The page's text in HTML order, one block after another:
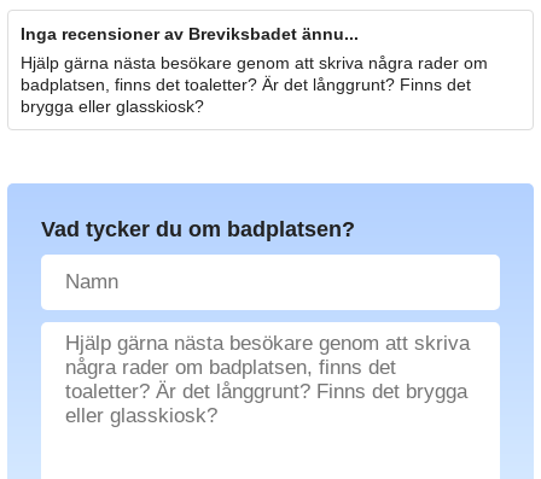
Inga recensioner av Breviksbadet ännu...
Hjälp gärna nästa besökare genom att skriva några rader om
badplatsen, finns det toaletter? Är det långgrunt? Finns det
brygga eller glasskiosk?
Vad tycker du om badplatsen?